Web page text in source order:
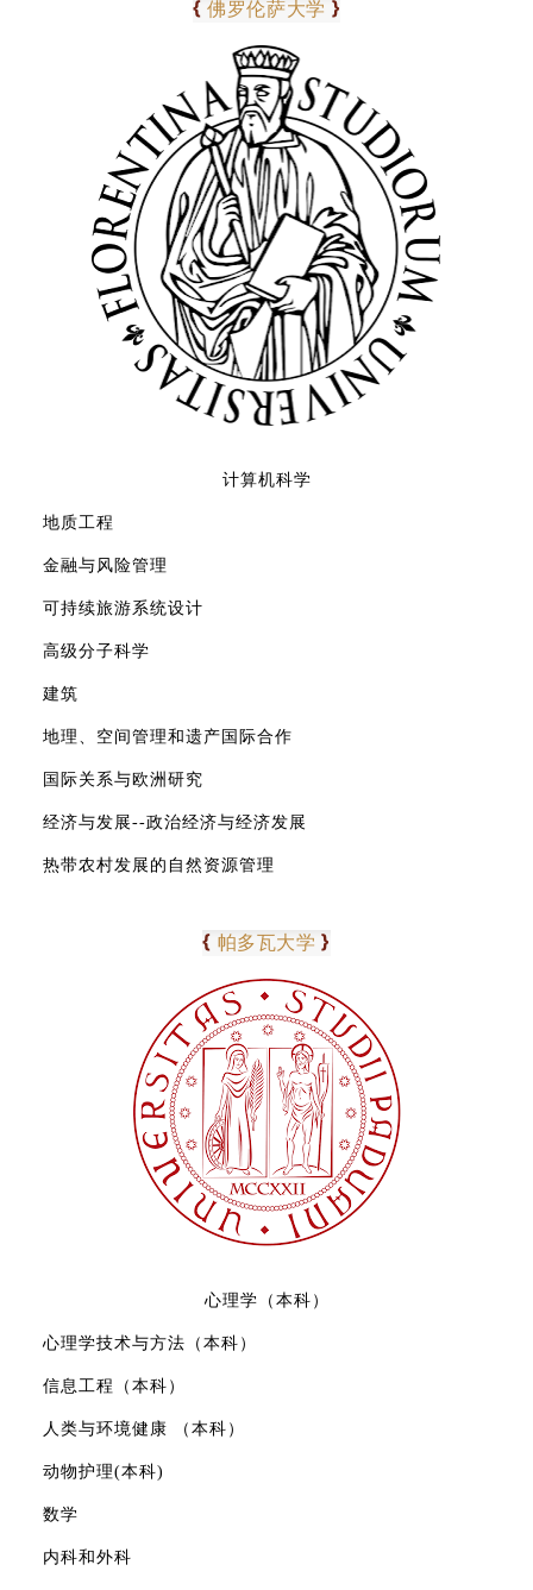
{ 佛罗伦萨大学 }
计算机科学
地质工程
金融与风险管理
可持续旅游系统设计
高级分子科学
建筑
地理、空间管理和遗产国际合作
国际关系与欧洲研究
经济与发展--政治经济与经济发展
热带农村发展的自然资源管理
06
{ 帕多瓦大学 }
心理学（本科）
心理学技术与方法（本科）
信息工程（本科）
人类与环境健康 （本科）
动物护理(本科)
数学
内科和外科